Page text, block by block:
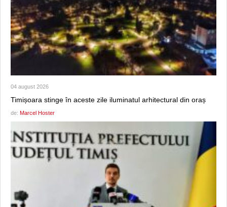
04 august 2026
Timișoara stinge în aceste zile iluminatul arhitectural din oraș
de: Marcel Hoster